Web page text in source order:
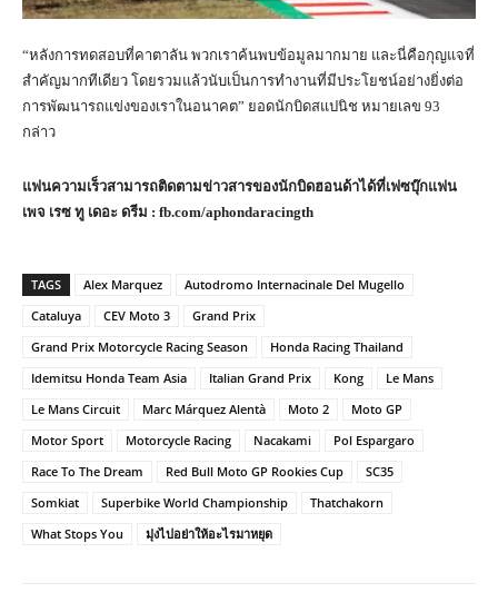
“หลังการทดสอบที่คาตาลัน พวกเราค้นพบข้อมูลมากมาย และนี่คือกุญแจที่
สำคัญมากทีเดียว โดยรวมแล้วนับเป็นการทำงานที่มีประโยชน์อย่างยิ่งต่อ
การพัฒนารถแข่งของเราในอนาคต” ยอดนักบิดสแปนิช หมายเลข 93
กล่าว
แฟนความเร็วสามารถติดตามข่าวสารของนักบิดฮอนด้าได้ที่เฟซบุ๊กแฟน
เพจ เรซ ทู เดอะ ดรีม : fb.com/aphondaracingth
TAGS Alex Marquez
Autodromo Internacinale Del Mugello
Cataluya
CEV Moto 3
Grand Prix
Grand Prix Motorcycle Racing Season
Honda Racing Thailand
Idemitsu Honda Team Asia
Italian Grand Prix Kong
Le Mans
Le Mans Circuit
Marc Márquez Alentà Moto 2
Moto GP
Motor Sport
Motorcycle Racing Nacakami
Pol Espargaro
Race To The Dream
Red Bull Moto GP Rookies Cup
SC35
Somkiat
Superbike World Championship
Thatchakorn
What Stops You
มุ่งไปอย่าให้อะไรมาหยุด